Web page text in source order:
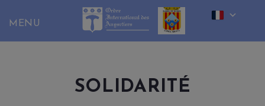
content
SOLIDARITÉ